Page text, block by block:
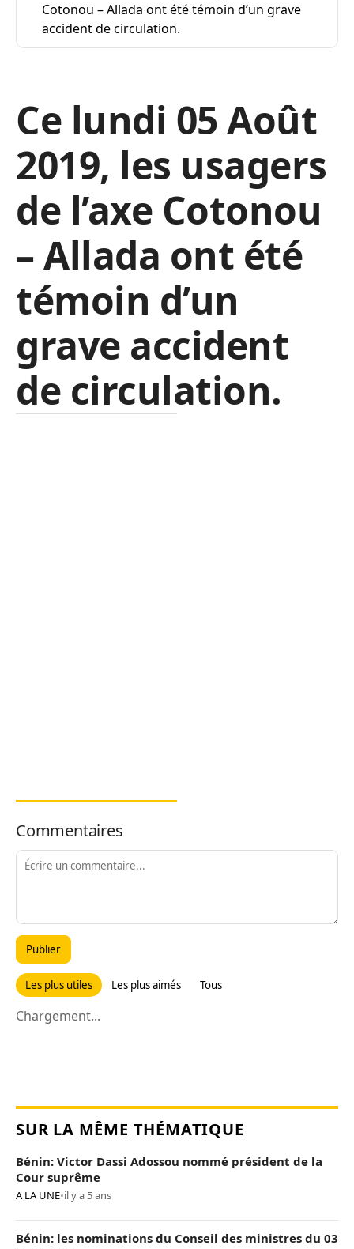
Cotonou – Allada ont été témoin d’un grave
accident de circulation.
Ce lundi 05 Août
2019, les usagers
de l’axe Cotonou
– Allada ont été
témoin d’un
grave accident
de circulation.
Commentaires
Publier
Les plus utiles Les plus aimés Tous
Chargement...
SUR LA MÊME THÉMATIQUE
Bénin: Victor Dassi Adossou nommé président de la
Cour suprême
A LA UNE•il y a 5 ans
Bénin: les nominations du Conseil des ministres du 03